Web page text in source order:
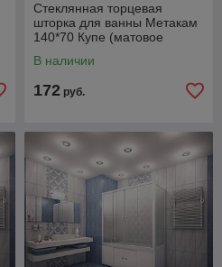
Стеклянная торцевая
шторка для ванны Метакам
140*70 Купе (матовое
В наличии
172 руб.